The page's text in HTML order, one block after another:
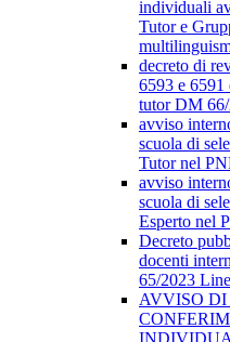
individuali
Tutor e
decreto di
6593 e 6591
tutor DM
avviso
scuola di
Tutor nel
avviso
scuola di
Esperto nel
Decreto
docenti
65/2023
AVVISO DI